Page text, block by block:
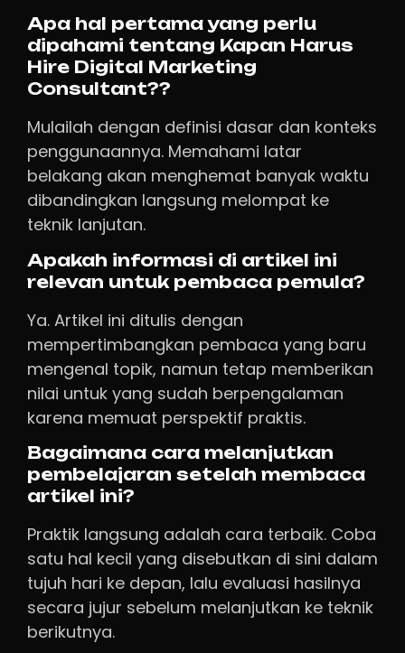
Apa hal pertama yang perlu
dipahami tentang Kapan Harus
Hire Digital Marketing
Consultant??
Mulailah dengan definisi dasar dan konteks
penggunaannya. Memahami latar
belakang akan menghemat banyak waktu
dibandingkan langsung melompat ke
teknik lanjutan.
Apakah informasi di artikel ini
relevan untuk pembaca pemula?
Ya. Artikel ini ditulis dengan
mempertimbangkan pembaca yang baru
mengenal topik, namun tetap memberikan
nilai untuk yang sudah berpengalaman
karena memuat perspektif praktis.
Bagaimana cara melanjutkan
pembelajaran setelah membaca
artikel ini?
Praktik langsung adalah cara terbaik. Coba
satu hal kecil yang disebutkan di sini dalam
tujuh hari ke depan, lalu evaluasi hasilnya
secara jujur sebelum melanjutkan ke teknik
berikutnya.